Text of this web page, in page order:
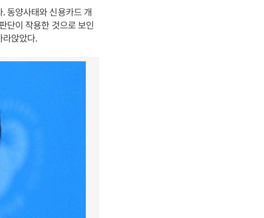
동양사태와 신용카드 개
단이 작용한 것으로 보인
앉았다.